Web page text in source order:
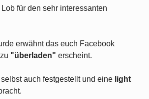
für den sehr interessanten
erwähnt das euch Facebook
"überladen" erscheint.
auch festgestellt und eine light